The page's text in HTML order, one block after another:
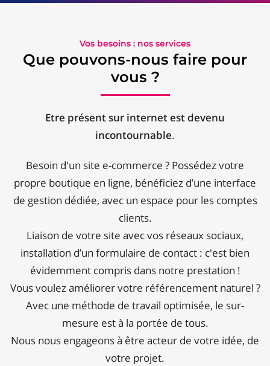
Vos besoins : nos services
Que pouvons-nous faire pour
vous ?
Etre présent sur internet est devenu
incontournable.
Besoin d'un site e-commerce ? Possédez votre
propre boutique en ligne, bénéficiez d’une interface
de gestion dédiée, avec un espace pour les comptes
clients.
Liaison de votre site avec vos réseaux sociaux,
installation d’un formulaire de contact : c'est bien
évidemment compris dans notre prestation !
Vous voulez améliorer votre référencement naturel ?
Avec une méthode de travail optimisée, le sur-
mesure est à la portée de tous.
Nous nous engageons à être acteur de votre idée, de
votre projet.